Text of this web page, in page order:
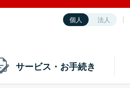
個人 法人
サービス・お手続き